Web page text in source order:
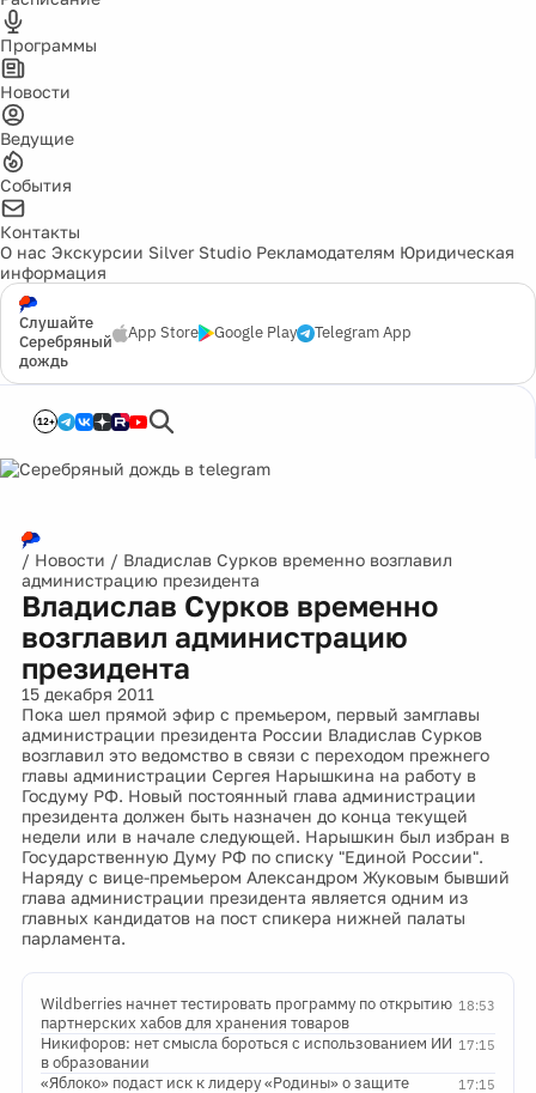
Программы
Новости
Ведущие
События
Контакты
О нас Экскурсии Silver Studio Рекламодателям Юридическая
информация
Слушайте
Серебряный
дождь
App Store Google Play Telegram App
12+
/ Новости / Владислав Сурков временно возглавил
администрацию президента
Владислав Сурков временно
возглавил администрацию
президента
15 декабря 2011
Пока шел прямой эфир с премьером, первый замглавы
администрации президента России Владислав Сурков
возглавил это ведомство в связи с переходом прежнего
главы администрации Сергея Нарышкина на работу в
Госдуму РФ. Новый постоянный глава администрации
президента должен быть назначен до конца текущей
недели или в начале следующей. Нарышкин был избран в
Государственную Думу РФ по списку "Единой России".
Наряду с вице-премьером Александром Жуковым бывший
глава администрации президента является одним из
главных кандидатов на пост спикера нижней палаты
парламента.
18:53
Wildberries начнет тестировать программу по открытию
партнерских хабов для хранения товаров
17:15
Никифоров: нет смысла бороться с использованием ИИ
в образовании
17:15
«Яблоко» подаст иск к лидеру «Родины» о защите